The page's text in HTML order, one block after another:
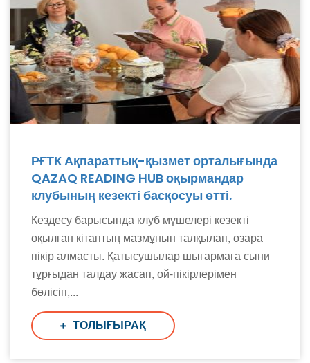
РҒТК Ақпараттық-қызмет орталығында
QAZAQ READING HUB оқырмандар
клубының кезекті басқосуы өтті.
Кездесу барысында клуб мүшелері кезекті
оқылған кітаптың мазмұнын талқылап, өзара
пікір алмасты. Қатысушылар шығармаға сыни
тұрғыдан талдау жасап, ой-пікірлерімен
бөлісіп,...
ТОЛЫҒЫРАҚ